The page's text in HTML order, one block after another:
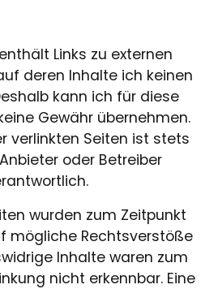
Links zu externen
deren Inhalte ich keinen
kann ich für diese
Gewähr übernehmen.
verlinkten Seiten ist stets
oder Betreiber
wurden zum Zeitpunkt
mögliche Rechtsverstöße
Inhalte waren zum
nicht erkennbar. Eine